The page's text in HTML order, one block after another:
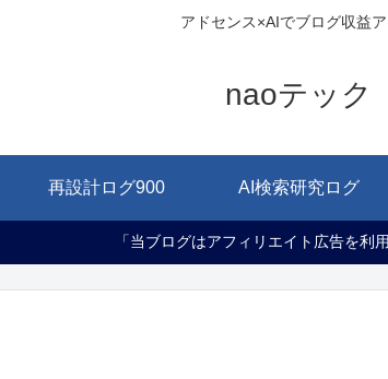
アドセンス×AIでブログ収益
naoテック
再設計ログ900 AI検索研究ログ
「当ブログはアフィリエイト広告を利